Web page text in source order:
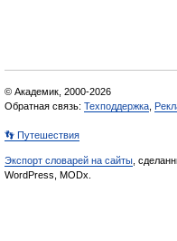
© Академик, 2000-2026
Обратная связь: Техподдержка
👣 Путешествия
Экспорт словарей на сайты ,
WordPress, MODx.